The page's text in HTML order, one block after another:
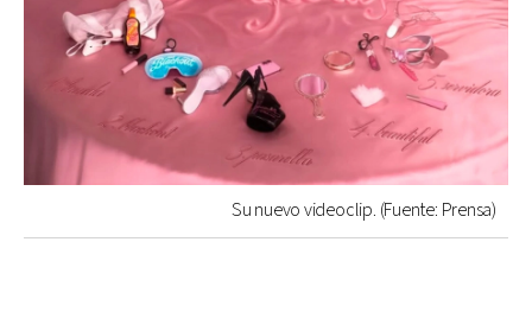
Su nuevo videoclip. (Fuente: Prensa)